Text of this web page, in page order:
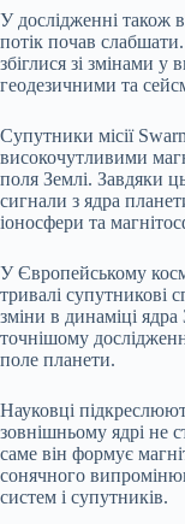
У дослідженні також
потік почав
збіглися зі змінами у
геодезичними та
Супутники місії
високочутливими
поля Землі. Завдяки
сигнали з ядра
іоносфери та
У Європейському
тривалі супутникові
зміни в динаміці
точнішому
поле планети.
Науковці
зовнішньому ядрі не
саме він формує
сонячного
систем і супутників.